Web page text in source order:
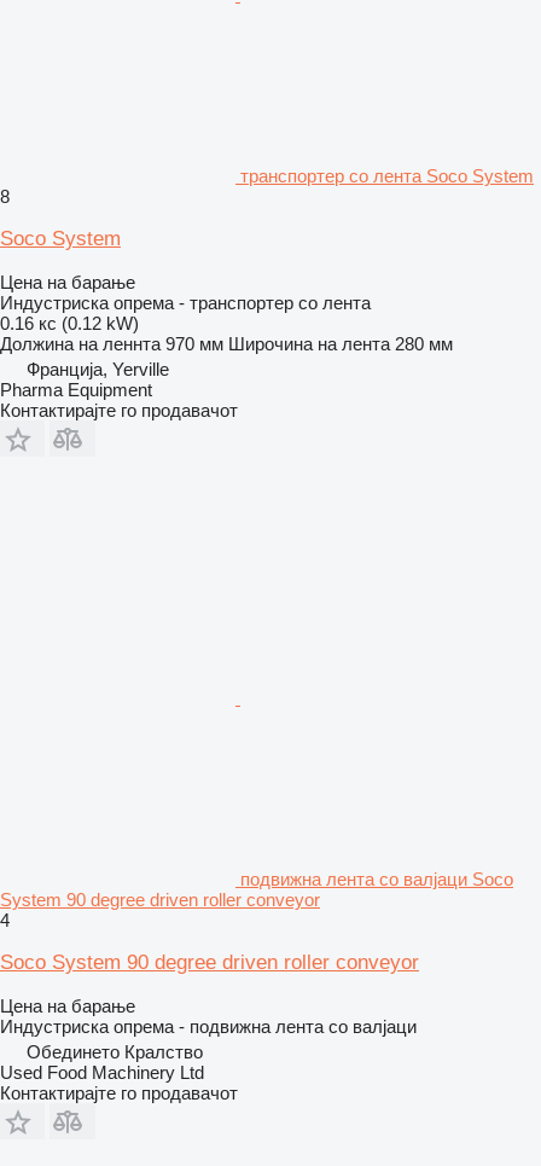
транспортер со лента Soco System
8
Soco System
Цена на барање
Индустриска опрема - транспортер со лента
0.16 кс (0.12 kW)
Должина на леннта 970 мм Широчина на лента 280 мм
Франција, Yerville
Pharma Equipment
Контактирајте го продавачот
подвижна лента со валјаци Soco
System 90 degree driven roller conveyor
4
Soco System 90 degree driven roller conveyor
Цена на барање
Индустриска опрема - подвижна лента со валјаци
Обединето Кралство
Used Food Machinery Ltd
Контактирајте го продавачот